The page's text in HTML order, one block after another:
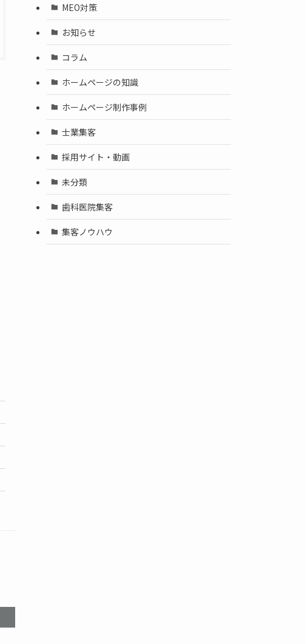
MEO対策
お知らせ
コラム
ホームページの知識
ホームページ制作事例
士業集客
採用サイト・動画
未分類
歯科医院集客
集客ノウハウ